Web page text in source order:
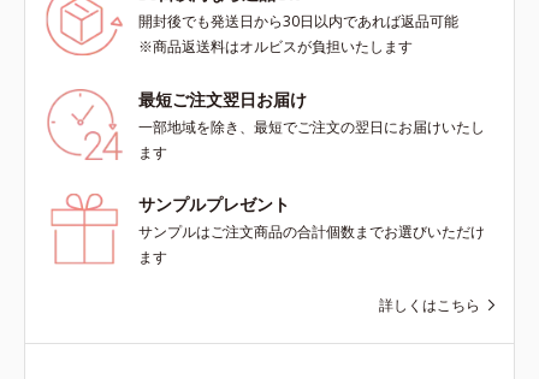
乾性肌）*1 シミ・ソバカスが肌表
面にあらわれること*2 メラニンの
生成を抑え、シミ・ソバカスを防ぐ
*3 うるおいにより透明感のある肌
*4 日本化粧品業界で初めてメラニ
ンの第三のルートに着目し、日本放
射線影響学会第53回大会で2010年
おいによる*6 メラノサイトまで*7
L-アスコルビン酸 2-グルコシド*8
L-アスコルビン酸 2-グルコシド、パ
プ（脂性肌～普通肌）M＝しっとり
タイプ（普通肌～乾性肌）*1 シ
こと*2 メラニンの生成を抑え、シ
ミ・ソバカスを防ぐ*3 うるおいに
表したこと*5 うるおいによる*6 メ
酸 2-グルコシド*8 L-アスコルビン
酸 2-グルコシド、パウダルコ樹皮エ
キス、油溶性甘草エキス（2）*9 乾
開封後でも発送日から30日以内であれば返品可能
※商品返送料はオルビスが負担いたします
最短ご注文翌日お届け
一部地域を除き、最短でご注文の翌日にお届けいたし
ます
サンプルプレゼント
サンプルはご注文商品の合計個数までお選びいただけ
ます
詳しくはこちら